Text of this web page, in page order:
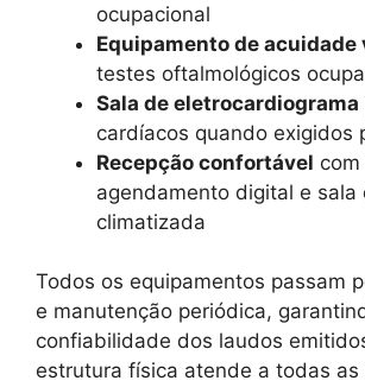
ocupacional
Equipamento de acuidade
testes oftalmológicos
Sala de eletrocardiograma
cardíacos quando exigidos
Recepção confortável
agendamento digital e sala
climatizada
Todos os equipamentos passam
e manutenção periódica,
confiabilidade dos laudos
estrutura física atende a todas as